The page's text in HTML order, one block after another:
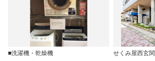
■洗濯機・乾燥機 せくみ屋西玄関